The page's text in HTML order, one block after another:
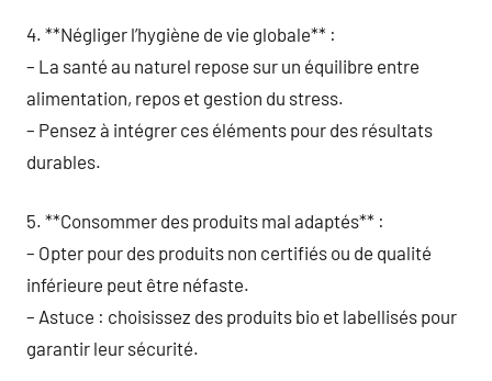
4. **Négliger l’hygiène de vie globale** :
– La santé au naturel repose sur un équilibre entre
alimentation, repos et gestion du stress.
– Pensez à intégrer ces éléments pour des résultats
durables.
5. **Consommer des produits mal adaptés** :
– Opter pour des produits non certifiés ou de qualité
inférieure peut être néfaste.
– Astuce : choisissez des produits bio et labellisés pour
garantir leur sécurité.